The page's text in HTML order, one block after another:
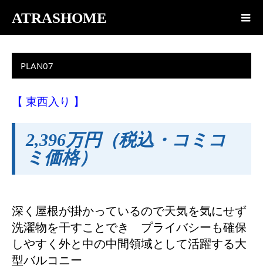
ATRASHOME
PLAN07
【 東西入り 】
2,396万円（税込・コミコ
ミ価格）
深く屋根が掛かっているので天気を気にせず
洗濯物を干すことでき プライバシーも確保
しやすく外と中の中間領域として活躍する大
型バルコニー